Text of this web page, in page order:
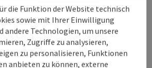
Katja Fissel -Link zum Bild
die Funktion der Website technisch
sowie mit Ihrer Einwilligung
andere Technologien, um unsere
Zugriffe zu analysieren,
zu personalisieren, Funktionen
anbieten zu können, externe